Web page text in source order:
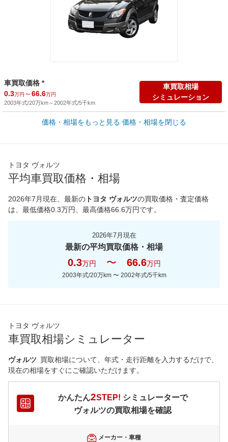
車買取価格 *
0.3万円 ～66.6万円
2003年式/20万km～2002年式/5千km
車買取相場
シミュレーション
新車カタログ価格
他車種を
65,050円
価格・相場をもっと見る 価格・相場を閉じる
トヨタ ヴォルツ
平均車買取価格・相場
2026年7月現在 、最新の トヨタ ヴォルツの買取価格・査定価格
は、最低価格0.3万円、最高価格66.6万円です。
2026年7月現在
最新の平均買取価格・相場
0.3万円 〜 66.6万円
2003年式/20万km 〜 2002年式/5千km
トヨタ ヴォルツ
車買取相場シミュレーター
ヴォルツ 買取相場について、年式・走行距離を入力するだけで、
現在の相場をすぐにご確認いただけます。
かんたん2STEP! シミュレーターで
ヴォルツの買取相場を確認
メーカー・車種